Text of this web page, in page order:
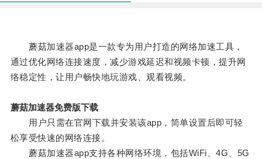
蘑菇加速器app是一款专为用户打造的网络加速工具，
通过优化网络连接速度，减少游戏延迟和视频卡顿，提升网
络稳定性，让用户畅快地玩游戏、观看视频。
蘑菇加速器免费版下载
用户只需在官网下载并安装该app，简单设置后即可轻
松享受快速的网络连接。
蘑菇加速器app支持各种网络环境，包括WiFi、4G、5G